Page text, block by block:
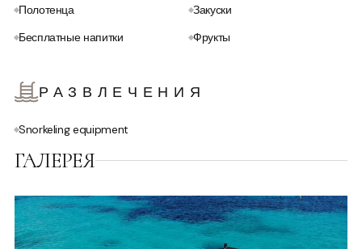
Полотенца
Бесплатные напитки
Закуски
Фрукты
РАЗВЛЕЧЕНИЯ
Snorkeling equipment
ГАЛЕРЕЯ